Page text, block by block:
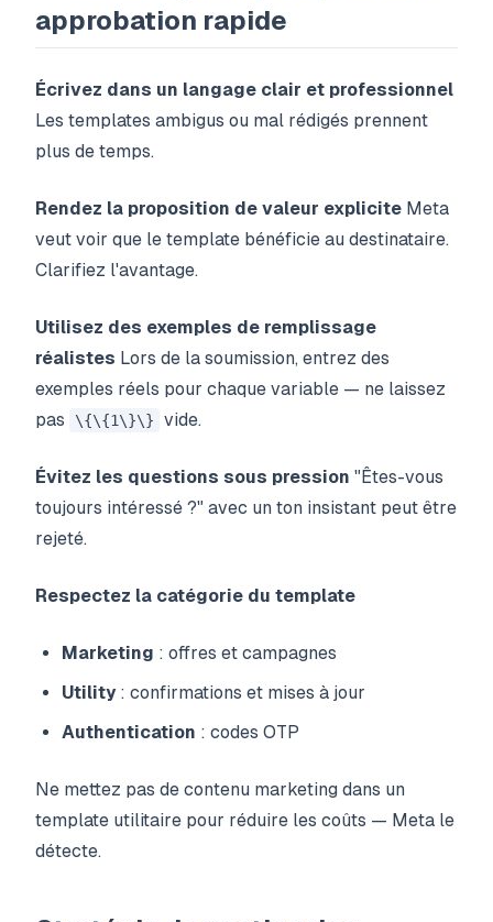
approbation rapide
Écrivez dans un langage clair et professionnel
Les templates ambigus ou mal rédigés prennent
plus de temps.
Rendez la proposition de valeur explicite Meta
veut voir que le template bénéficie au destinataire.
Clarifiez l'avantage.
Utilisez des exemples de remplissage
réalistes Lors de la soumission, entrez des
exemples réels pour chaque variable — ne laissez
pas
\{\{1\}\} vide.
Évitez les questions sous pression "Êtes-vous
toujours intéressé ?" avec un ton insistant peut être
rejeté.
Respectez la catégorie du template
Marketing : offres et campagnes
Utility : confirmations et mises à jour
Authentication : codes OTP
Ne mettez pas de contenu marketing dans un
template utilitaire pour réduire les coûts — Meta le
détecte.